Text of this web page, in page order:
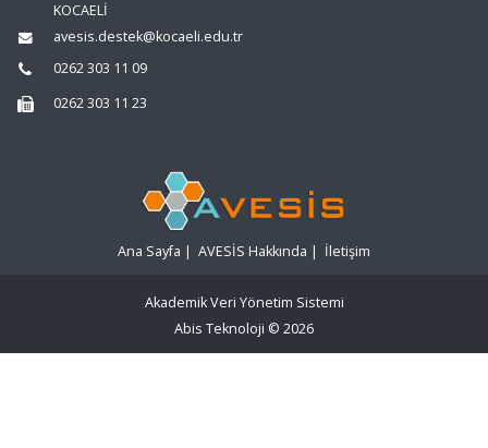
KOCAELİ
avesis.destek@kocaeli.edu.tr
0262 303 11 09
0262 303 11 23
Ana Sayfa | AVESİS Hakkında | İletişim
Akademik Veri Yönetim Sistemi
Abis Teknoloji © 2026